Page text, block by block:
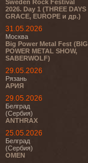
Sweden Rock Festival
2026. Day 1 (THREE DAYS
GRACE, EUROPE и др.)
31.05.2026
Москва
Big Power Metal Fest (BIG
POWER METAL SHOW,
SABERWOLF)
29.05.2026
Рязань
АРИЯ
29.05.2026
Белград
(Сербия)
ANTHRAX
25.05.2026
Белград
(Сербия)
OMEN